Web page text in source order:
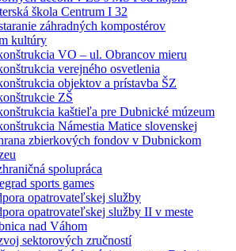
škola Centrum I 32
záhradných kompostérov
kultúry
VO – ul. Obrancov mieru
verejného osvetlenia
objektov a prístavba ŠZ
ZŠ
kaštieľa pre Dubnické múzeum
Námestia Matice slovenskej
zbierkových fondov v Dubnickom
spolupráca
sports games
opatrovateľskej služby
opatrovateľskej služby II v meste
nad Váhom
sektorových zručností